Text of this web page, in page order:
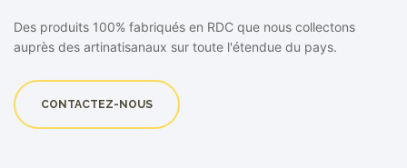
Des produits 100% fabriqués en RDC que nous collectons
auprès des artinatisanaux sur toute l'étendue du pays.
CONTACTEZ-NOUS